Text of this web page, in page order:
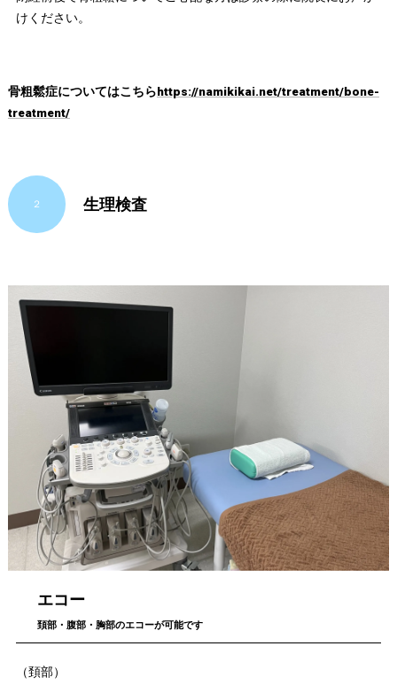
けください。
骨粗鬆症についてはこちらhttps://namikikai.net/treatment/bone-
treatment/
生理検査
２
エコー
頚部・腹部・胸部のエコーが可能です
（頚部）